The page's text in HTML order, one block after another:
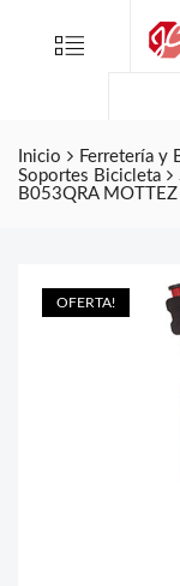
Menu
Inicio Ferretería y
Soportes Bicicleta
B053QRA MOTTEZ
OFERTA!
Folletos
Contacto